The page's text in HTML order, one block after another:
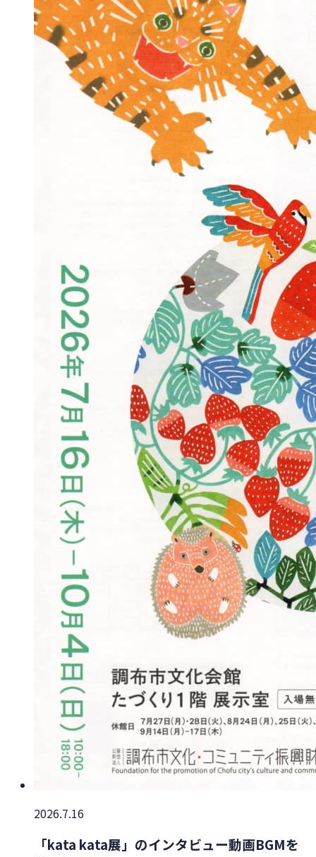
2026.7.16
「kata kata展」のインタビュー動画BGMを